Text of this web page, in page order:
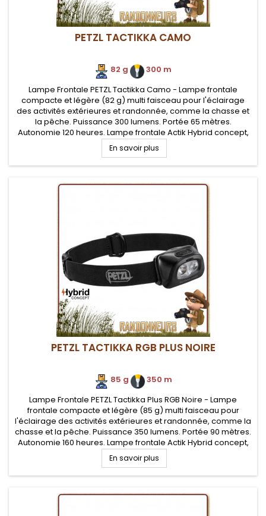
PETZL TACTIKKA CAMO
82 g
300 m
Lampe Frontale PETZL Tactikka Camo - Lampe frontale
compacte et légère (82 g) multi faisceau pour l'éclairage
des activités extérieures et randonnée, comme la chasse et
la pêche. Puissance 300 lumens. Portée 65 mètres.
Autonomie 120 heures. Lampe frontale Actik Hybrid concept,
alimentation sur piles ou batterie (non fournie). Trois niveaux
d'éclairage...
En savoir plus
PETZL TACTIKKA RGB PLUS NOIRE
85 g .350 m
Lampe Frontale PETZL Tactikka Plus RGB Noire - Lampe
frontale compacte et légère (85 g) multi faisceau pour
l'éclairage des activités extérieures et randonnée, comme la
chasse et la pêche. Puissance 350 lumens. Portée 90 mètres.
Autonomie 160 heures. Lampe frontale Actik Hybrid concept,
alimentation sur piles ou batterie (non fournie). Trois
niveaux...
En savoir plus